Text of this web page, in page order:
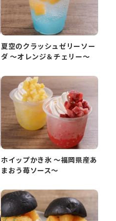
夏空のクラッシュゼリーソー
ダ ～オレンジ＆チェリー～
ホイップかき氷 ～福岡県産あ
まおう苺ソース～